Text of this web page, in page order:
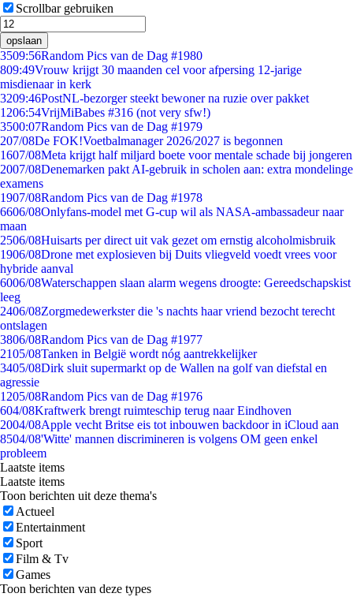
Scrollbar gebruiken
opslaan
3509:56Random Pics van de Dag #1980
809:49Vrouw krijgt 30 maanden cel voor afpersing 12-jarige
misdienaar in kerk
3209:46PostNL-bezorger steekt bewoner na ruzie over pakket
1206:54VrijMiBabes #316 (not very sfw!)
3500:07Random Pics van de Dag #1979
207/08De FOK!Voetbalmanager 2026/2027 is begonnen
1607/08Meta krijgt half miljard boete voor mentale schade bij jongeren
2007/08Denemarken pakt AI-gebruik in scholen aan: extra mondelinge
examens
1907/08Random Pics van de Dag #1978
6606/08Onlyfans-model met G-cup wil als NASA-ambassadeur naar
maan
2506/08Huisarts per direct uit vak gezet om ernstig alcoholmisbruik
1906/08Drone met explosieven bij Duits vliegveld voedt vrees voor
hybride aanval
6006/08Waterschappen slaan alarm wegens droogte: Gereedschapskist
leeg
2406/08Zorgmedewerkster die 's nachts haar vriend bezocht terecht
ontslagen
3806/08Random Pics van de Dag #1977
2105/08Tanken in België wordt nóg aantrekkelijker
3405/08Dirk sluit supermarkt op de Wallen na golf van diefstal en
agressie
1205/08Random Pics van de Dag #1976
604/08Kraftwerk brengt ruimteschip terug naar Eindhoven
2004/08Apple vecht Britse eis tot inbouwen backdoor in iCloud aan
8504/08'Witte' mannen discrimineren is volgens OM geen enkel
probleem
Laatste items
Laatste items
Toon berichten uit deze thema's
Actueel
Entertainment
Sport
Film & Tv
Games
Toon berichten van deze types